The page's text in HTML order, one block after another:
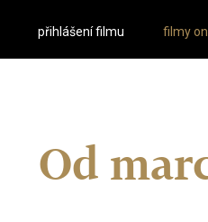
přihlášení filmu filmy
Od